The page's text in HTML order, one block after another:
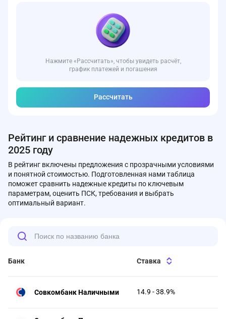
Нажмите «Рассчитать», чтобы увидеть расчёт,
график платежей и погашения
Рассчитать
Рейтинг и сравнение надежных кредитов в
2025 году
В рейтинг включены предложения с прозрачными условиями
и понятной стоимостью. Подготовленная нами таблица
поможет сравнить надежные кредиты по ключевым
параметрам, оценить ПСК, требования и выбрать
оптимальный вариант.
Банк Ставка
Совкомбанк Наличными 14.9 - 38.9%